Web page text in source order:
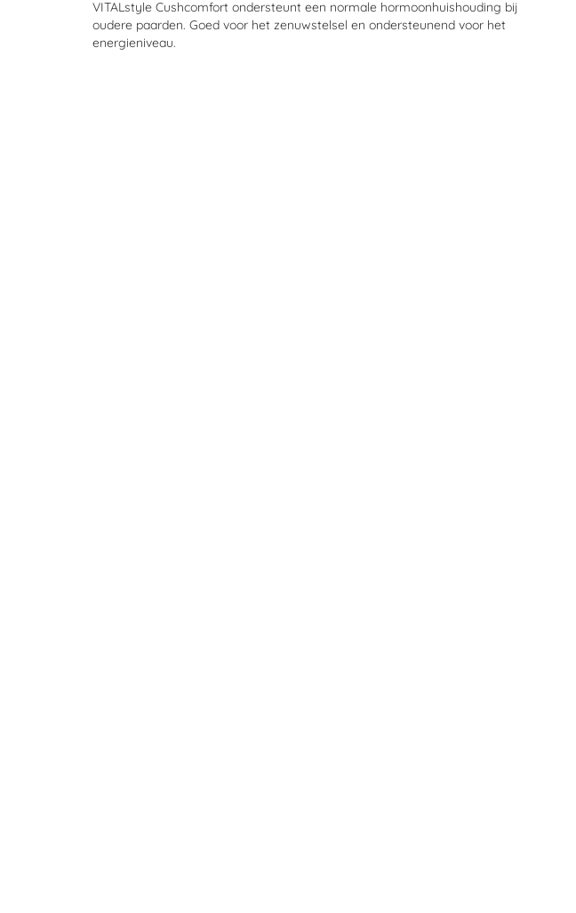
VITALstyle Cushcomfort ondersteunt een normale hormoonhuishouding bij
oudere paarden. Goed voor het zenuwstelsel en ondersteunend voor het
energieniveau.